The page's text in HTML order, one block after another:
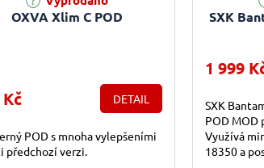
OXVA Xlim C POD
DETAIL
POD s mnoha vylepšeními
předchozí verzi.
SXK
1 999
SXK
POD MOD
Využívá
18350 a